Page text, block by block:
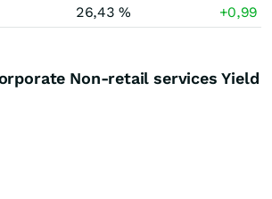
26,43 % +0,99
Non-retail services Yield